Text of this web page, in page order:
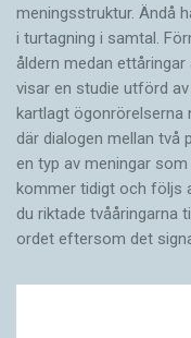
meningsstruktur. Ändå
i turtagning i samtal.
åldern medan
visar en studie utförd
kartlagt ögonrörelserna
där dialogen mellan två
en typ av meningar
kommer tidigt och följs
du riktade tvååringarna
ordet eftersom det